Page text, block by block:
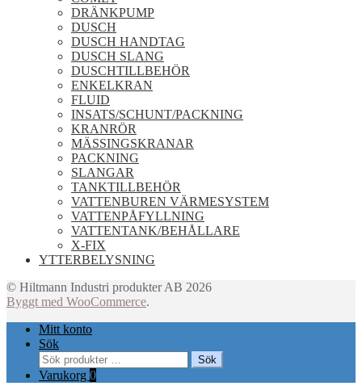
DRÄNKPUMP
DUSCH
DUSCH HANDTAG
DUSCH SLANG
DUSCHTILLBEHÖR
ENKELKRAN
FLUID
INSATS/SCHUNT/PACKNING
KRANRÖR
MÄSSINGSKRANAR
PACKNING
SLANGAR
TANKTILLBEHÖR
VATTENBUREN VÄRMESYSTEM
VATTENPÅFYLLNING
VATTENTANK/BEHÅLLARE
X-FIX
YTTERBELYSNING
© Hiltmann Industri produkter AB 2026
Byggt med WooCommerce.
Mitt konto
Sök
Sök
efter:
Sök
Varukorg 0